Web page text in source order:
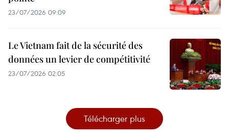
23/07/2026 09:09
Le Vietnam fait de la sécurité des
données un levier de compétitivité
23/07/2026 02:05
Télécharger plus